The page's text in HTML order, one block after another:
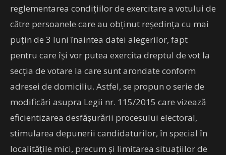
reglementarea condițiilor de exercitare a votului de
către persoanele care au obținut reședința cu mai
puțin de 3 luni înaintea datei alegerilor, fapt
pentru care își vor putea exercita dreptul de vot la
secția de votare la care sunt arondate conform
adresei de domiciliu. Astfel, se propun o serie de
modificări asupra Legii nr. 115/2015 care vizează
eficientizarea desfășurării procesului electoral,
stimularea depunerii candidaturilor, în special în
localitățile mici, precum și limitarea situațiilor de